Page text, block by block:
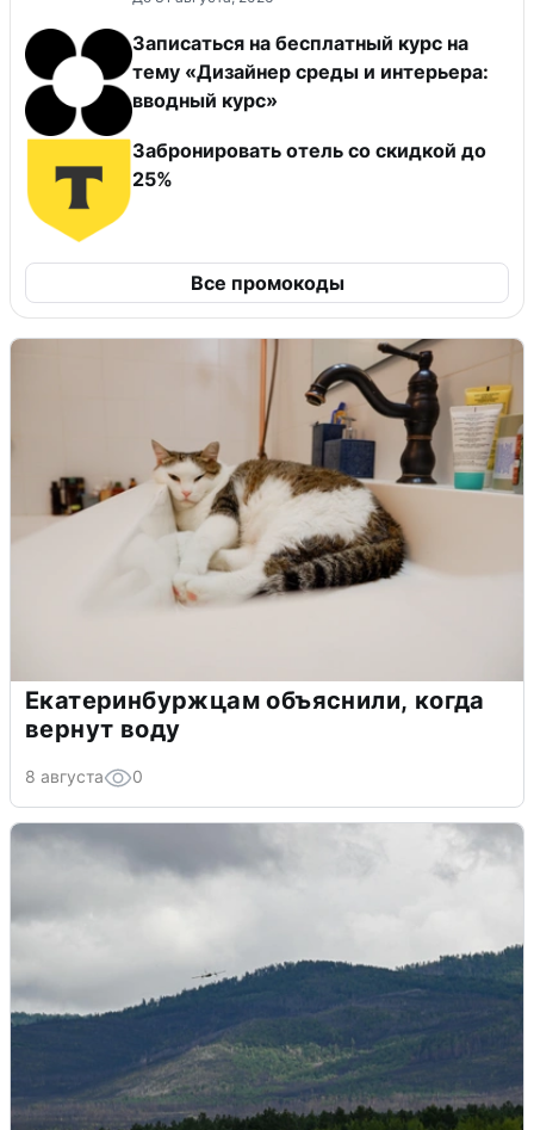
Записаться на бесплатный курс на
тему «Дизайнер среды и интерьера:
вводный курс»
Забронировать отель со скидкой до
25%
Все промокоды
Екатеринбуржцам объяснили, когда
вернут воду
8 августа 0